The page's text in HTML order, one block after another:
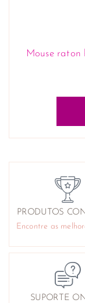
Mouse raton
PRODUTOS
Encontre as
SUPORTE